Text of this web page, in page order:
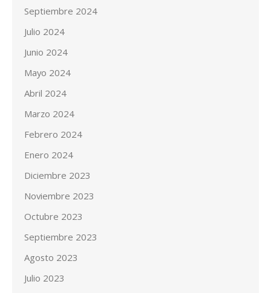
Septiembre 2024
Julio 2024
Junio 2024
Mayo 2024
Abril 2024
Marzo 2024
Febrero 2024
Enero 2024
Diciembre 2023
Noviembre 2023
Octubre 2023
Septiembre 2023
Agosto 2023
Julio 2023